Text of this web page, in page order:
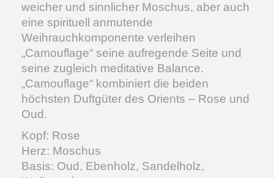
weicher und sinnlicher Moschus, aber auch
eine spirituell anmutende
Weihrauchkomponente verleihen
„Camouflage“ seine aufregende Seite und
seine zugleich meditative Balance.
„Camouflage“ kombiniert die beiden
höchsten Duftgüter des Orients – Rose und
Oud.
Kopf: Rose
Herz: Moschus
Basis: Oud, Ebenholz, Sandelholz,